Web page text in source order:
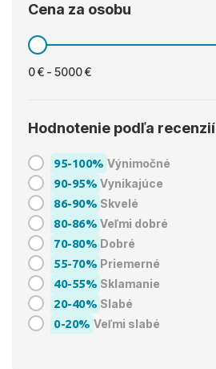
Cena za osobu
0 € - 5000 €
Hodnotenie podľa recenzií
95-100% Výnimočné
90-95% Vynikajúce
86-90% Skvelé
80-86% Veľmi dobré
70-80% Dobré
55-70% Priemerné
40-55% Sklamanie
20-40% Slabé
0-20% Veľmi slabé